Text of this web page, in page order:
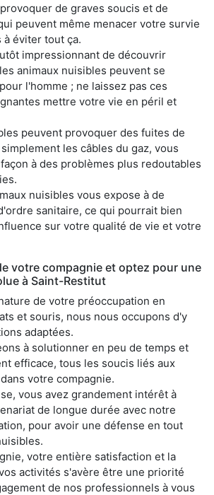
de graves soucis et de
peuvent même menacer votre survie
à éviter tout ça.
impressionnant de découvrir
animaux nuisibles peuvent se
l'homme ; ne laissez pas ces
mettre votre vie en péril et
peuvent provoquer des fuites de
les câbles du gaz, vous
à des problèmes plus redoutables
nuisibles vous expose à de
sanitaire, ce qui pourrait bien
sur votre qualité de vie et votre
votre compagnie et optez pour une
à Saint-Restitut
de votre préoccupation en
et souris, nous nous occupons d'y
adaptées.
à solutionner en peu de temps et
efficace, tous les soucis liés aux
votre compagnie.
vous avez grandement intérêt à
de longue durée avec notre
pour avoir une défense en tout
votre entière satisfaction et la
activités s'avère être une priorité
de nos professionnels à vous